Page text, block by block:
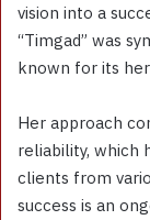
vision into a
“Timgad” was
known for its
Her approach
reliability, which
clients from
success is an